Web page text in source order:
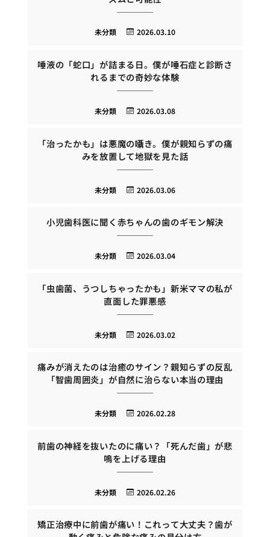
2026.03.10
未分類
唾液の「蛇口」が詰まる日。僕が唾石症と診断さ
れるまでの奇妙な体験
2026.03.08
未分類
「治ったかも」は悪魔の囁き。僕が親知らずの痛
みを放置して地獄を見た話
2026.03.06
未分類
小児歯科医に聞く赤ちゃんの歯のギモン解決
2026.03.04
未分類
「虫歯菌、うつしちゃったかも」新米ママの私が
直面した罪悪感
2026.03.02
未分類
痛みが消えたのは治癒のサイン？親知らずの反乱
「智歯周囲炎」が自然に治らない本当の理由
2026.02.28
未分類
前歯の神経を抜いたのに痛い？「死んだ歯」が悲
鳴を上げる理由
2026.02.26
未分類
矯正治療中に前歯が痛い！これって大丈夫？歯が